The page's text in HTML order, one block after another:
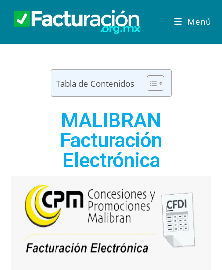
Menú
Tabla de Contenidos
MALIBRAN
Facturación
Electrónica